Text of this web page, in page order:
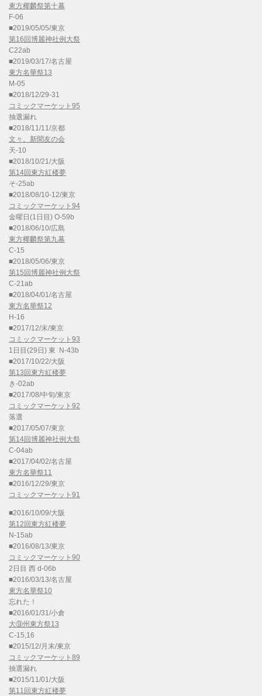
東方椰麟祭第十幕
F-06
■2019/05/05/東京
第16回博麗神社例大祭
C22ab
■2019/03/17/名古屋
東方名華祭13
M-05
■2018/12/29-31
コミックマーケット95
抽選漏れ
■2018/11/11/京都
文々。新聞友の会
天-10
■2018/10/21/大阪
第14回東方紅楼夢
そ-25ab
■2018/08/10-12/東京
コミックマーケット94
金曜日(1日目) O-59b
■2018/06/10/広島
東方椰麟祭第九幕
C-15
■2018/05/06/東京
第15回博麗神社例大祭
C-21ab
■2018/04/01/名古屋
東方名華祭12
H-16
■2017/12/末/東京
コミックマーケット93
1日目(29日) 東 N-43b
■2017/10/22/大阪
第13回東方紅楼夢
き-02ab
■2017/08/中旬/東京
コミックマーケット92
落選
■2017/05/07/東京
第14回博麗神社例大祭
C-04ab
■2017/04/02/名古屋
東方名華祭11
■2016/12/29/東京
コミックマーケット91
■2016/10/09/大阪
第12回東方紅楼夢
N-15ab
■2016/08/13/東京
コミックマーケット90
2日目 西 d-06b
■2016/03/13/名古屋
東方名華祭10
忘れた！
■2016/01/31/小倉
大⑨州東方祭13
C-15,16
■2015/12/月末/東京
コミックマーケット89
抽選漏れ
■2015/11/01/大阪
第11回東方紅楼夢